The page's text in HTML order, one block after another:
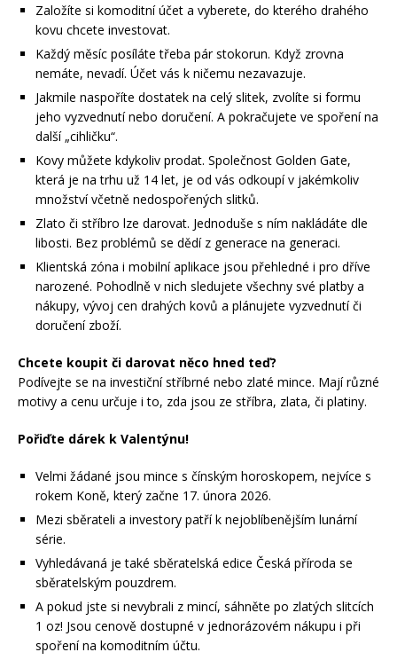
Založíte si komoditní účet a vyberete, do kterého drahého
kovu chcete investovat.
Každý měsíc posíláte třeba pár stokorun. Když zrovna
nemáte, nevadí. Účet vás k ničemu nezavazuje.
Jakmile naspoříte dostatek na celý slitek, zvolíte si formu
jeho vyzvednutí nebo doručení. A pokračujete ve spoření na
další „cihličku“.
Kovy můžete kdykoliv prodat. Společnost Golden Gate,
která je na trhu už 14 let, je od vás odkoupí v jakémkoliv
množství včetně nedospořených slitků.
Zlato či stříbro lze darovat. Jednoduše s ním nakládáte dle
libosti. Bez problémů se dědí z generace na generaci.
Klientská zóna i mobilní aplikace jsou přehledné i pro dříve
narozené. Pohodlně v nich sledujete všechny své platby a
nákupy, vývoj cen drahých kovů a plánujete vyzvednutí či
doručení zboží.
Chcete koupit či darovat něco hned teď?
Podívejte se na investiční stříbrné nebo zlaté mince. Mají různé
motivy a cenu určuje i to, zda jsou ze stříbra, zlata, či platiny.
Pořiďte dárek k Valentýnu!
Velmi žádané jsou mince s čínským horoskopem, nejvíce s
rokem Koně, který začne 17. února 2026.
Mezi sběrateli a investory patří k nejoblíbenějším lunární
série.
Vyhledávaná je také sběratelská edice Česká příroda se
sběratelským pouzdrem.
A pokud jste si nevybrali z mincí, sáhněte po zlatých slitcích
1 oz! Jsou cenově dostupné v jednorázovém nákupu i při
spoření na komoditním účtu.